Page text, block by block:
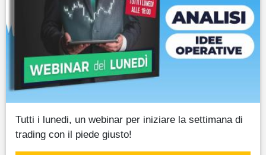
Tutti i lunedi, un webinar per iniziare la settimana di
trading con il piede giusto!